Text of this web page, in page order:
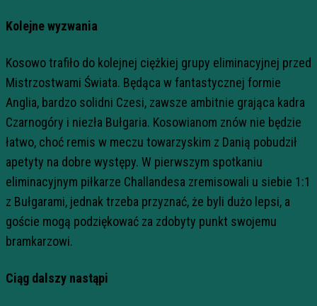
Kolejne wyzwania
Kosowo trafiło do kolejnej ciężkiej grupy eliminacyjnej przed
Mistrzostwami Świata. Będąca w fantastycznej formie
Anglia, bardzo solidni Czesi, zawsze ambitnie grająca kadra
Czarnogóry i niezła Bułgaria. Kosowianom znów nie będzie
łatwo, choć remis w meczu towarzyskim z Danią pobudził
apetyty na dobre występy. W pierwszym spotkaniu
eliminacyjnym piłkarze Challandesa zremisowali u siebie 1:1
z Bułgarami, jednak trzeba przyznać, że byli dużo lepsi, a
goście mogą podziękować za zdobyty punkt swojemu
bramkarzowi.
Ciąg dalszy nastąpi